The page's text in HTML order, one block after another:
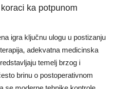
ka potpunom
igra ključnu ulogu u postizanju
adekvatna medicinska
temelj brzog i
brinu o postoperativnom